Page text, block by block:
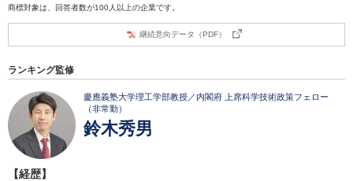
商標対象は、回答者数が100人以上の企業です。
継続意向データ（PDF）
ランキング監修
慶應義塾大学理工学部教授／内閣府 上席科学技術政策フェロー
（非常勤）
鈴木秀男
【経歴】